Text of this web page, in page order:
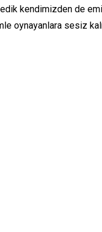
kendimizden de
oynayanlara sesiz